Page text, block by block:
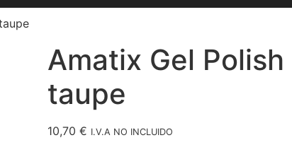
Amatix Gel
taupe
10,70 € I.V.A NO INCLUIDO